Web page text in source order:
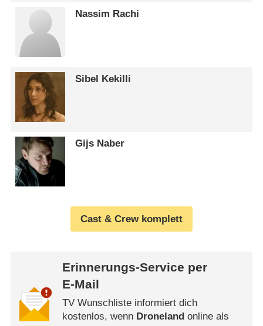
Nassim Rachi
Sibel Kekilli
Gijs Naber
Cast & Crew komplett
Erinnerungs-Service per
E-Mail
TV Wunschliste informiert dich
kostenlos, wenn Dronelandonline als